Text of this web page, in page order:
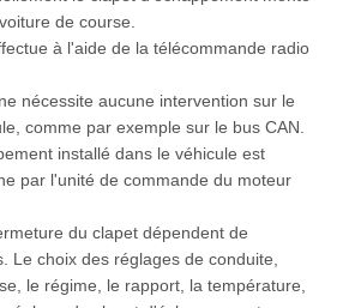
de course.
à l'aide de la télécommande radio
nécessite aucune intervention sur le
comme par exemple sur le bus CAN.
installé dans le véhicule est
par l'unité de commande du moteur
du clapet dépendent de
Le choix des réglages de conduite,
le régime, le rapport, la température,